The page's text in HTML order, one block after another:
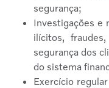
segurança;
Investigações e
ilícitos,
segurança dos
do sistema
Exercício